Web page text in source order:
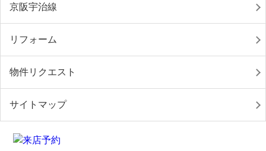
京阪宇治線
リフォーム
物件リクエスト
サイトマップ